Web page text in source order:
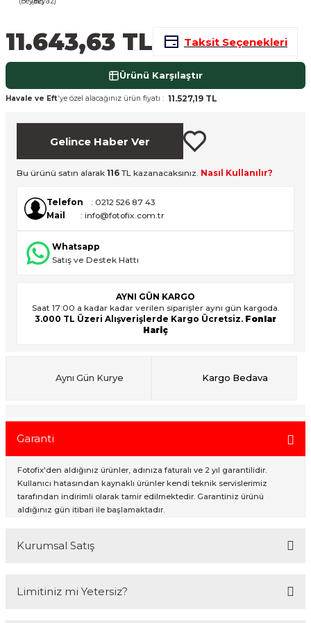
11.643,63 TL Taksit Seçenekleri
Ürünü Karşılaştır
Havale ve Eft'ye özel alacağınız ürün fiyatı : 11.527,19 TL
Gelince Haber Ver
Bu ürünü satın alarak 116 TL kazanacaksınız. Nasıl Kullanılır?
Telefon
: 0212 526 87 43
Mail
: info@fotofix.com.tr
Whatsapp
Satış ve Destek Hattı
AYNI GÜN KARGO
Saat 17:00 a kadar kadar verilen siparişler aynı gün kargoda.
3.000 TL Üzeri Alışverişlerde Kargo Ücretsiz. Fonlar
Hariç
Aynı Gün Kurye Kargo Bedava
Garanti
Fotofix'den aldığınız ürünler, adınıza faturalı ve 2 yıl garantilidir.
Kullanıcı hatasından kaynaklı ürünler kendi teknik servislerimiz
tarafından indirimli olarak tamir edilmektedir. Garantiniz ürünü
aldığınız gün itibari ile başlamaktadır.
Kurumsal Satış
online web sitesi olan www.fotofix.com.tr üzerinden hizmet
Limitiniz mi Yetersiz?